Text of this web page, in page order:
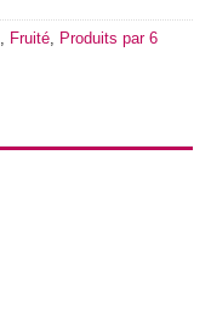
, Fruité, Produits par 6